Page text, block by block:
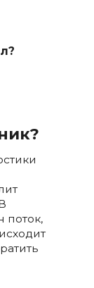
поток,